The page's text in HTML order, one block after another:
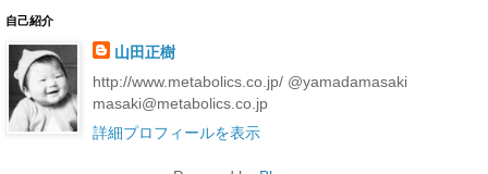
自己紹介
山田正樹
http://www.metabolics.co.jp/ @yamadamasaki
masaki@metabolics.co.jp
詳細プロフィールを表示